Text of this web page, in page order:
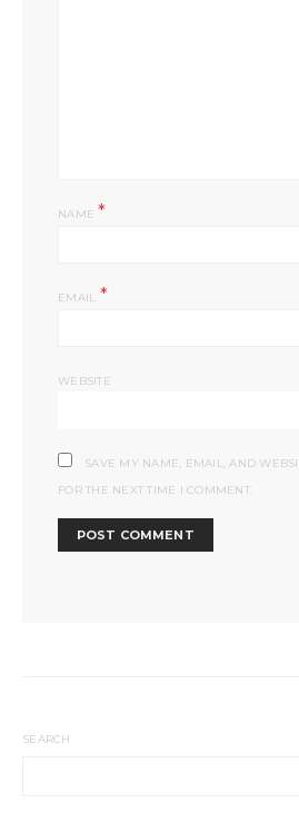
NAME*
EMAIL *
WEBSITE
SAVE MY NAME, EMAIL, AND
FOR THE NEXT TIME I COMMENT.
SEARCH